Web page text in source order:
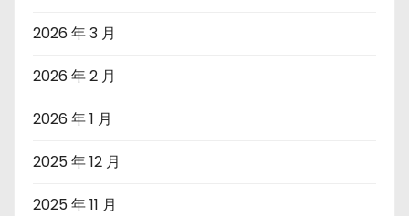
2026 年 3 月
2026 年 2 月
2026 年 1 月
2025 年 12 月
2025 年 11 月